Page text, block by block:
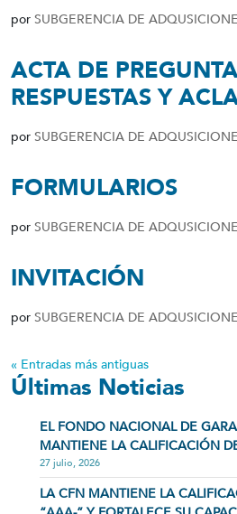
por SUBGERENCIA DE
ACTA DE
RESPUESTAS Y
por SUBGERENCIA DE
FORMULARIOS
por SUBGERENCIA DE
INVITACIÓN
por SUBGERENCIA DE
« Entradas más antiguas
Últimas Noticias
EL FONDO NACIONAL DE
MANTIENE LA CALIFICACIÓN
27 julio, 2026
LA CFN MANTIENE LA